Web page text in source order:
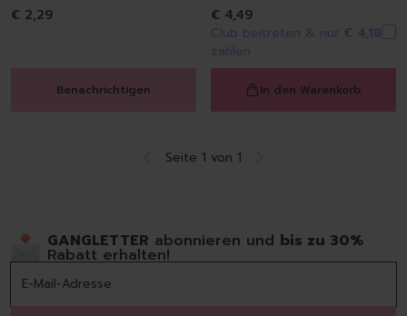
€ 2,29
Benachrichtigen
€ 4,49
In den Warenkorb
Seite 1 von 1
GANGLETTER abonnieren und bis zu 30%
Rabatt erhalten!